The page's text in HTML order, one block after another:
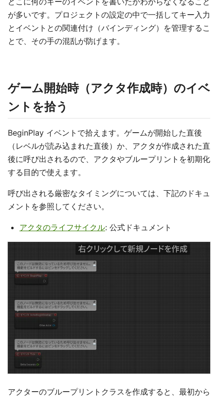
が多いです。プロジェクトの設定の中で一括してキー入力
とイベントとの関連付け（バインディング）を管理するこ
とで、その手の混乱が防げます。
ゲーム開始時（アクタ作成時）のイベ
ントを拾う
BeginPlay イベントで拾えます。ゲームが開始した直後
（レベルが読み込まれた直後）か、アクタが作成された直
後に呼び出されるので、アクタやブループリントを初期化
する目的で使えます。
呼び出される厳密なタイミングについては、下記のドキュ
メントを参照してください。
アクタのライフサイクル: 公式ドキュメント
アクターのブループリントクラスを作成すると、最初から